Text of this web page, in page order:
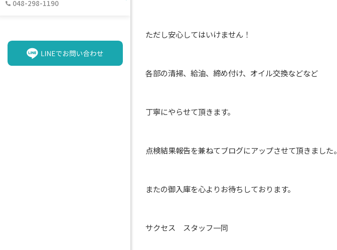
048-298-1190
ただし安心してはいけません！
各部の清掃、給油、締め付け、オイル交換などなど
丁寧にやらせて頂きます。
点検結果報告を兼ねてブログにアップさせて頂きました。
またの御入庫を心よりお待ちしております。
サクセス スタッフ一同